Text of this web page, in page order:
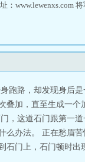
：www.lewenxs.com
跑路，却发现身后
叠加，直至生成一
，这道石门跟第一
么办法。 正在愁眉
石门上，石门顿时出